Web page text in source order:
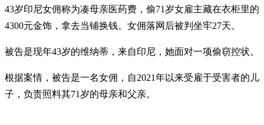
43岁印尼女佣称为凑母亲医药费，偷71岁女雇主藏在衣柜里的
4300元金饰，拿去当铺换钱。女佣落网后被判坐牢27天。
被告是现年43岁的维纳蒂，来自印尼，她面对一项偷窃控状。
根据案情，被告是一名女佣，自2021年以来受雇于受害者的儿
子，负责照料其71岁的母亲和父亲。